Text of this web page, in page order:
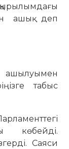
ашық деп
ашылуымен
табыс
көбейді.
Саяси